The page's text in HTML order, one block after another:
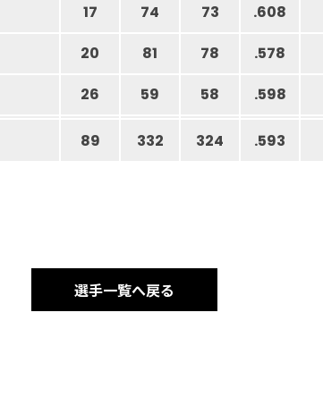
17 74 73 .608
20 81 78 .578
26 59 58 .598
89 332 324 .593
選手一覧へ戻る